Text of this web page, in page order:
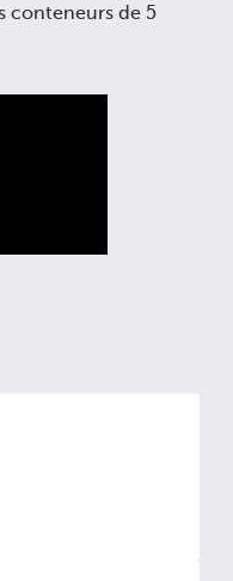
conteneurs de 5